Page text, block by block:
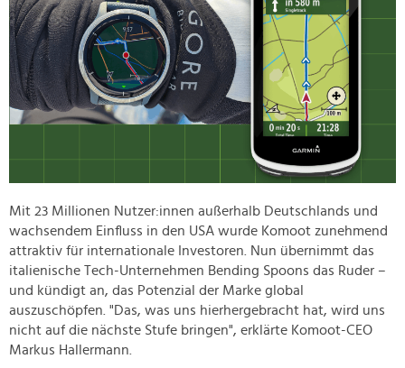
Mit 23 Millionen Nutzer:innen außerhalb Deutschlands und
wachsendem Einfluss in den USA wurde Komoot zunehmend
attraktiv für internationale Investoren. Nun übernimmt das
italienische Tech-Unternehmen Bending Spoons das Ruder –
und kündigt an, das Potenzial der Marke global
auszuschöpfen. "Das, was uns hierhergebracht hat, wird uns
nicht auf die nächste Stufe bringen", erklärte Komoot-CEO
Markus Hallermann.